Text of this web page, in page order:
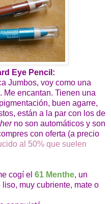
Eye Pencil:
Jumbos, voy como una
Me encantan. Tienen una
buen agarre,
están a la par con los de
no son automáticos y son
con oferta (a precio
al 50% que suelen
cogí el 61 Menthe, un
muy cubriente, mate o